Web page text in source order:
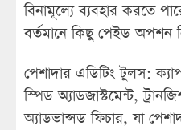
বিনামূল্যে ব্যবহার করতে
বর্তমানে কিছু পেইড অপশন
পেশাদার এডিটিং টুলস:
স্পিড অ্যাডজাস্টমেন্ট,
অ্যাডভান্সড ফিচার, যা